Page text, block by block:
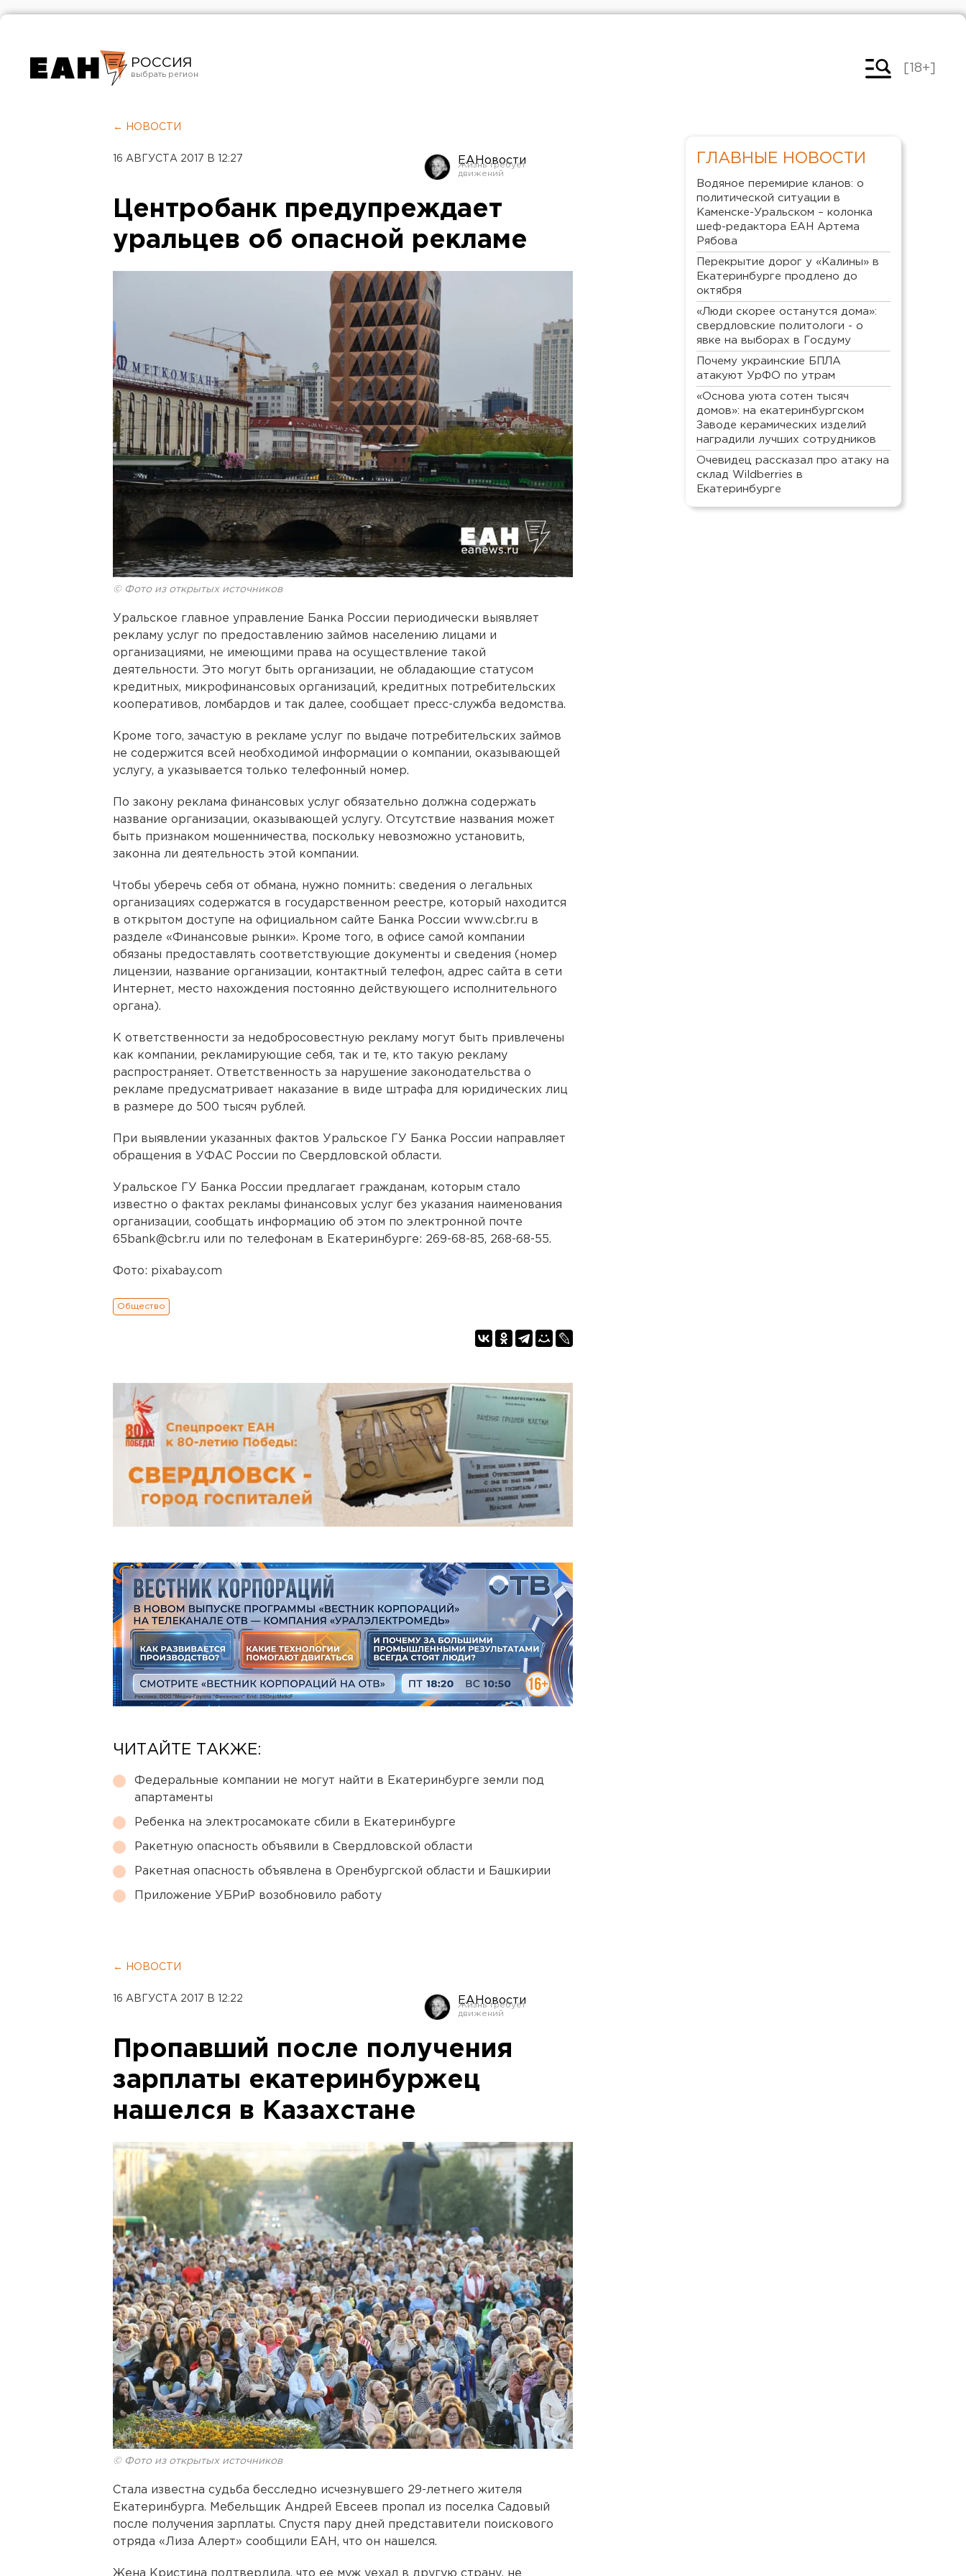
РОССИЯ
Челябинск
[18+]
← НОВОСТИ
16 АВГУСТА 2017 В 12:27 ЕАНовости
Центробанк предупреждает
уральцев об опасной рекламе
© Фото из открытых источников
Уральское главное управление Банка России периодически выявляет
рекламу услуг по предоставлению займов населению лицами и
организациями, не имеющими права на осуществление такой
деятельности. Это могут быть организации, не обладающие статусом
кредитных, микрофинансовых организаций, кредитных потребительских
кооперативов, ломбардов и так далее, сообщает пресс-служба ведомства.
Кроме того, зачастую в рекламе услуг по выдаче потребительских займов
не содержится всей необходимой информации о компании, оказывающей
услугу, а указывается только телефонный номер.
По закону реклама финансовых услуг обязательно должна содержать
название организации, оказывающей услугу. Отсутствие названия может
быть признаком мошенничества, поскольку невозможно установить,
законна ли деятельность этой компании.
Чтобы уберечь себя от обмана, нужно помнить: сведения о легальных
организациях содержатся в государственном реестре, который находится
в открытом доступе на официальном сайте Банка России www.cbr.ru в
разделе «Финансовые рынки». Кроме того, в офисе самой компании
обязаны предоставлять соответствующие документы и сведения (номер
лицензии, название организации, контактный телефон, адрес сайта в сети
Интернет, место нахождения постоянно действующего исполнительного
органа).
К ответственности за недобросовестную рекламу могут быть привлечены
как компании, рекламирующие себя, так и те, кто такую рекламу
распространяет. Ответственность за нарушение законодательства о
рекламе предусматривает наказание в виде штрафа для юридических лиц
в размере до 500 тысяч рублей.
При выявлении указанных фактов Уральское ГУ Банка России направляет
обращения в УФАС России по Свердловской области.
Уральское ГУ Банка России предлагает гражданам, которым стало
известно о фактах рекламы финансовых услуг без указания наименования
организации, сообщать информацию об этом по электронной почте
65bank@cbr.ru или по телефонам в Екатеринбурге: 269-68-85, 268-68-55.
Фото: pixabay.com
Общество
ЧИТАЙТЕ ТАКЖЕ:
Федеральные компании не могут найти в Екатеринбурге земли под
апартаменты
Ребенка на электросамокате сбили в Екатеринбурге
Ракетную опасность объявили в Свердловской области
Ракетная опасность объявлена в Оренбургской области и Башкирии
Приложение УБРиР возобновило работу
← НОВОСТИ
16 АВГУСТА 2017 В 12:22 ЕАНовости
Пропавший после получения
зарплаты екатеринбуржец
нашелся в Казахстане
© Фото из открытых источников
Стала известна судьба бесследно исчезнувшего 29-летнего жителя
Екатеринбурга. Мебельщик Андрей Евсеев пропал из поселка Садовый
после получения зарплаты. Спустя пару дней представители поискового
отряда «Лиза Алерт» сообщили ЕАН, что он нашелся.
Жена Кристина подтвердила, что ее муж уехал в другую страну, не
ГЛАВНЫЕ НОВОСТИ
Водяное перемирие кланов: о
политической ситуации в
Каменске-Уральском – колонка
шеф-редактора ЕАН Артема
Рябова
Перекрытие дорог у «Калины» в
Екатеринбурге продлено до
октября
«Люди скорее останутся дома»:
свердловские политологи - о
явке на выборах в Госдуму
Почему украинские БПЛА
атакуют УрФО по утрам
«Основа уюта сотен тысяч
домов»: на екатеринбургском
Заводе керамических изделий
наградили лучших сотрудников
Очевидец рассказал про атаку на
склад Wildberries в
Екатеринбурге